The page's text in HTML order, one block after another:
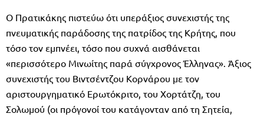
Ο Πρατικάκης πιστεύω ότι υπεράξιος συνεχιστής της
πνευματικής παράδοσης της πατρίδος της Κρήτης, που
τόσο τον εμπνέει, τόσο που συχνά αισθάνεται
«περισσότερο Μινωίτης παρά σύγχρονος Έλληνας». Άξιος
συνεχιστής του Βιντσέντζου Κορνάρου με τον
αριστουργηματικό Ερωτόκριτο, του Χορτάτζη, του
Σολωμού (οι πρόγονοί του κατάγονταν από τη Σητεία,